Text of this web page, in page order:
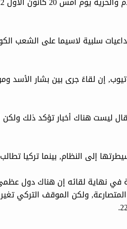
سلبية لاسيما على الشعب
إن لقاءً جرى بين بشار الأسد
ليست هناك أخبار تؤكد ذلك ولكن
إلى النظام, بينما تركيا
في نهاية لقائه إن هناك دول
ولكن الموقف التركي